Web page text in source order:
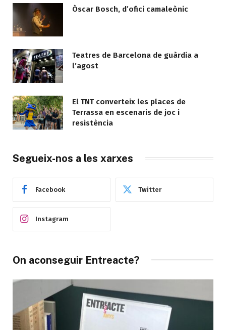
Òscar Bosch, d’ofici camaleònic
Teatres de Barcelona de guàrdia a
l’agost
El TNT converteix les places de
Terrassa en escenaris de joc i
resistència
Segueix-nos a les xarxes
Facebook Twitter
Instagram
On aconseguir Entreacte?